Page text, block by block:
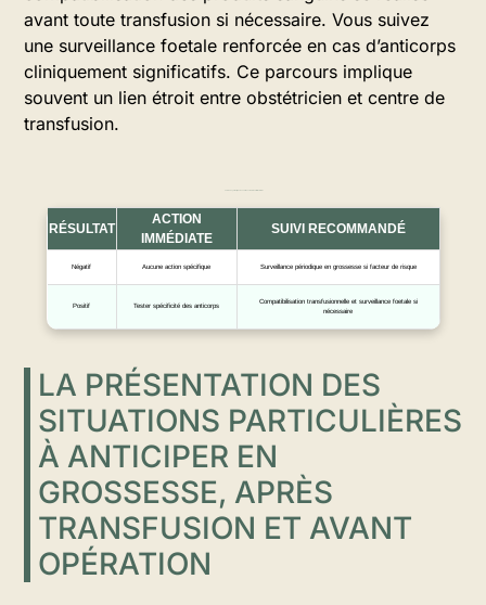
avant toute transfusion si nécessaire. Vous suivez
une surveillance foetale renforcée en cas d’anticorps
cliniquement significatifs. Ce parcours implique
souvent un lien étroit entre obstétricien et centre de
transfusion.
RÉSULTAT
ACTION
IMMÉDIATE
SUIVI RECOMMANDÉ
Négatif Aucune action spécifique Surveillance périodique en grossesse si facteur de risque
Positif Tester spécificité des anticorps
Compatibilisation transfusionnelle et surveillance foetale si
nécessaire
LA PRÉSENTATION DES
SITUATIONS PARTICULIÈRES
À ANTICIPER EN
GROSSESSE, APRÈS
TRANSFUSION ET AVANT
OPÉRATION